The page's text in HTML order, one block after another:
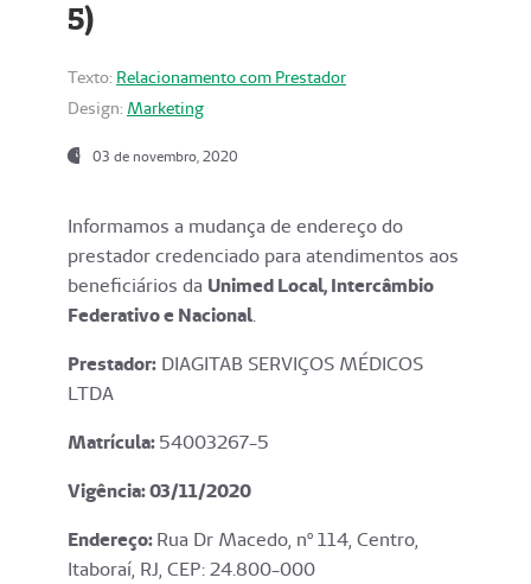
5)
Texto: Relacionamento com Prestador
Design: Marketing
03 de novembro, 2020
Informamos a mudança de endereço do
prestador credenciado para atendimentos aos
beneficiários da Unimed Local, Intercâmbio
Federativo e Nacional.
Prestador: DIAGITAB SERVIÇOS MÉDICOS
LTDA
Matrícula:54003267-5
Vigência: 03/11/2020
Endereço:Rua Dr Macedo, nº 114, Centro,
Itaboraí, RJ, CEP: 24.800-000